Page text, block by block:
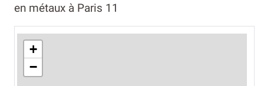
en métaux à Paris 11
+
−